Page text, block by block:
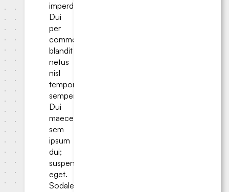
imperdiet.
Dui
per
commodo
blandit
netus
nisl
tempor
semper.
Dui
maecenas
sem
ipsum
dui;
suspendisse
eget.
Sodales